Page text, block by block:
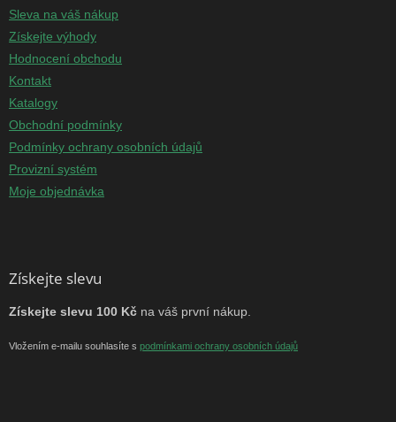
Sleva na váš nákup
Získejte výhody
Hodnocení obchodu
Kontakt
Katalogy
Obchodní podmínky
Podmínky ochrany osobních údajů
Provizní systém
Moje objednávka
Získejte slevu
Získejte slevu 100 Kč na váš první nákup.
Vložením e-mailu souhlasíte s podmínkami ochrany osobních údajů